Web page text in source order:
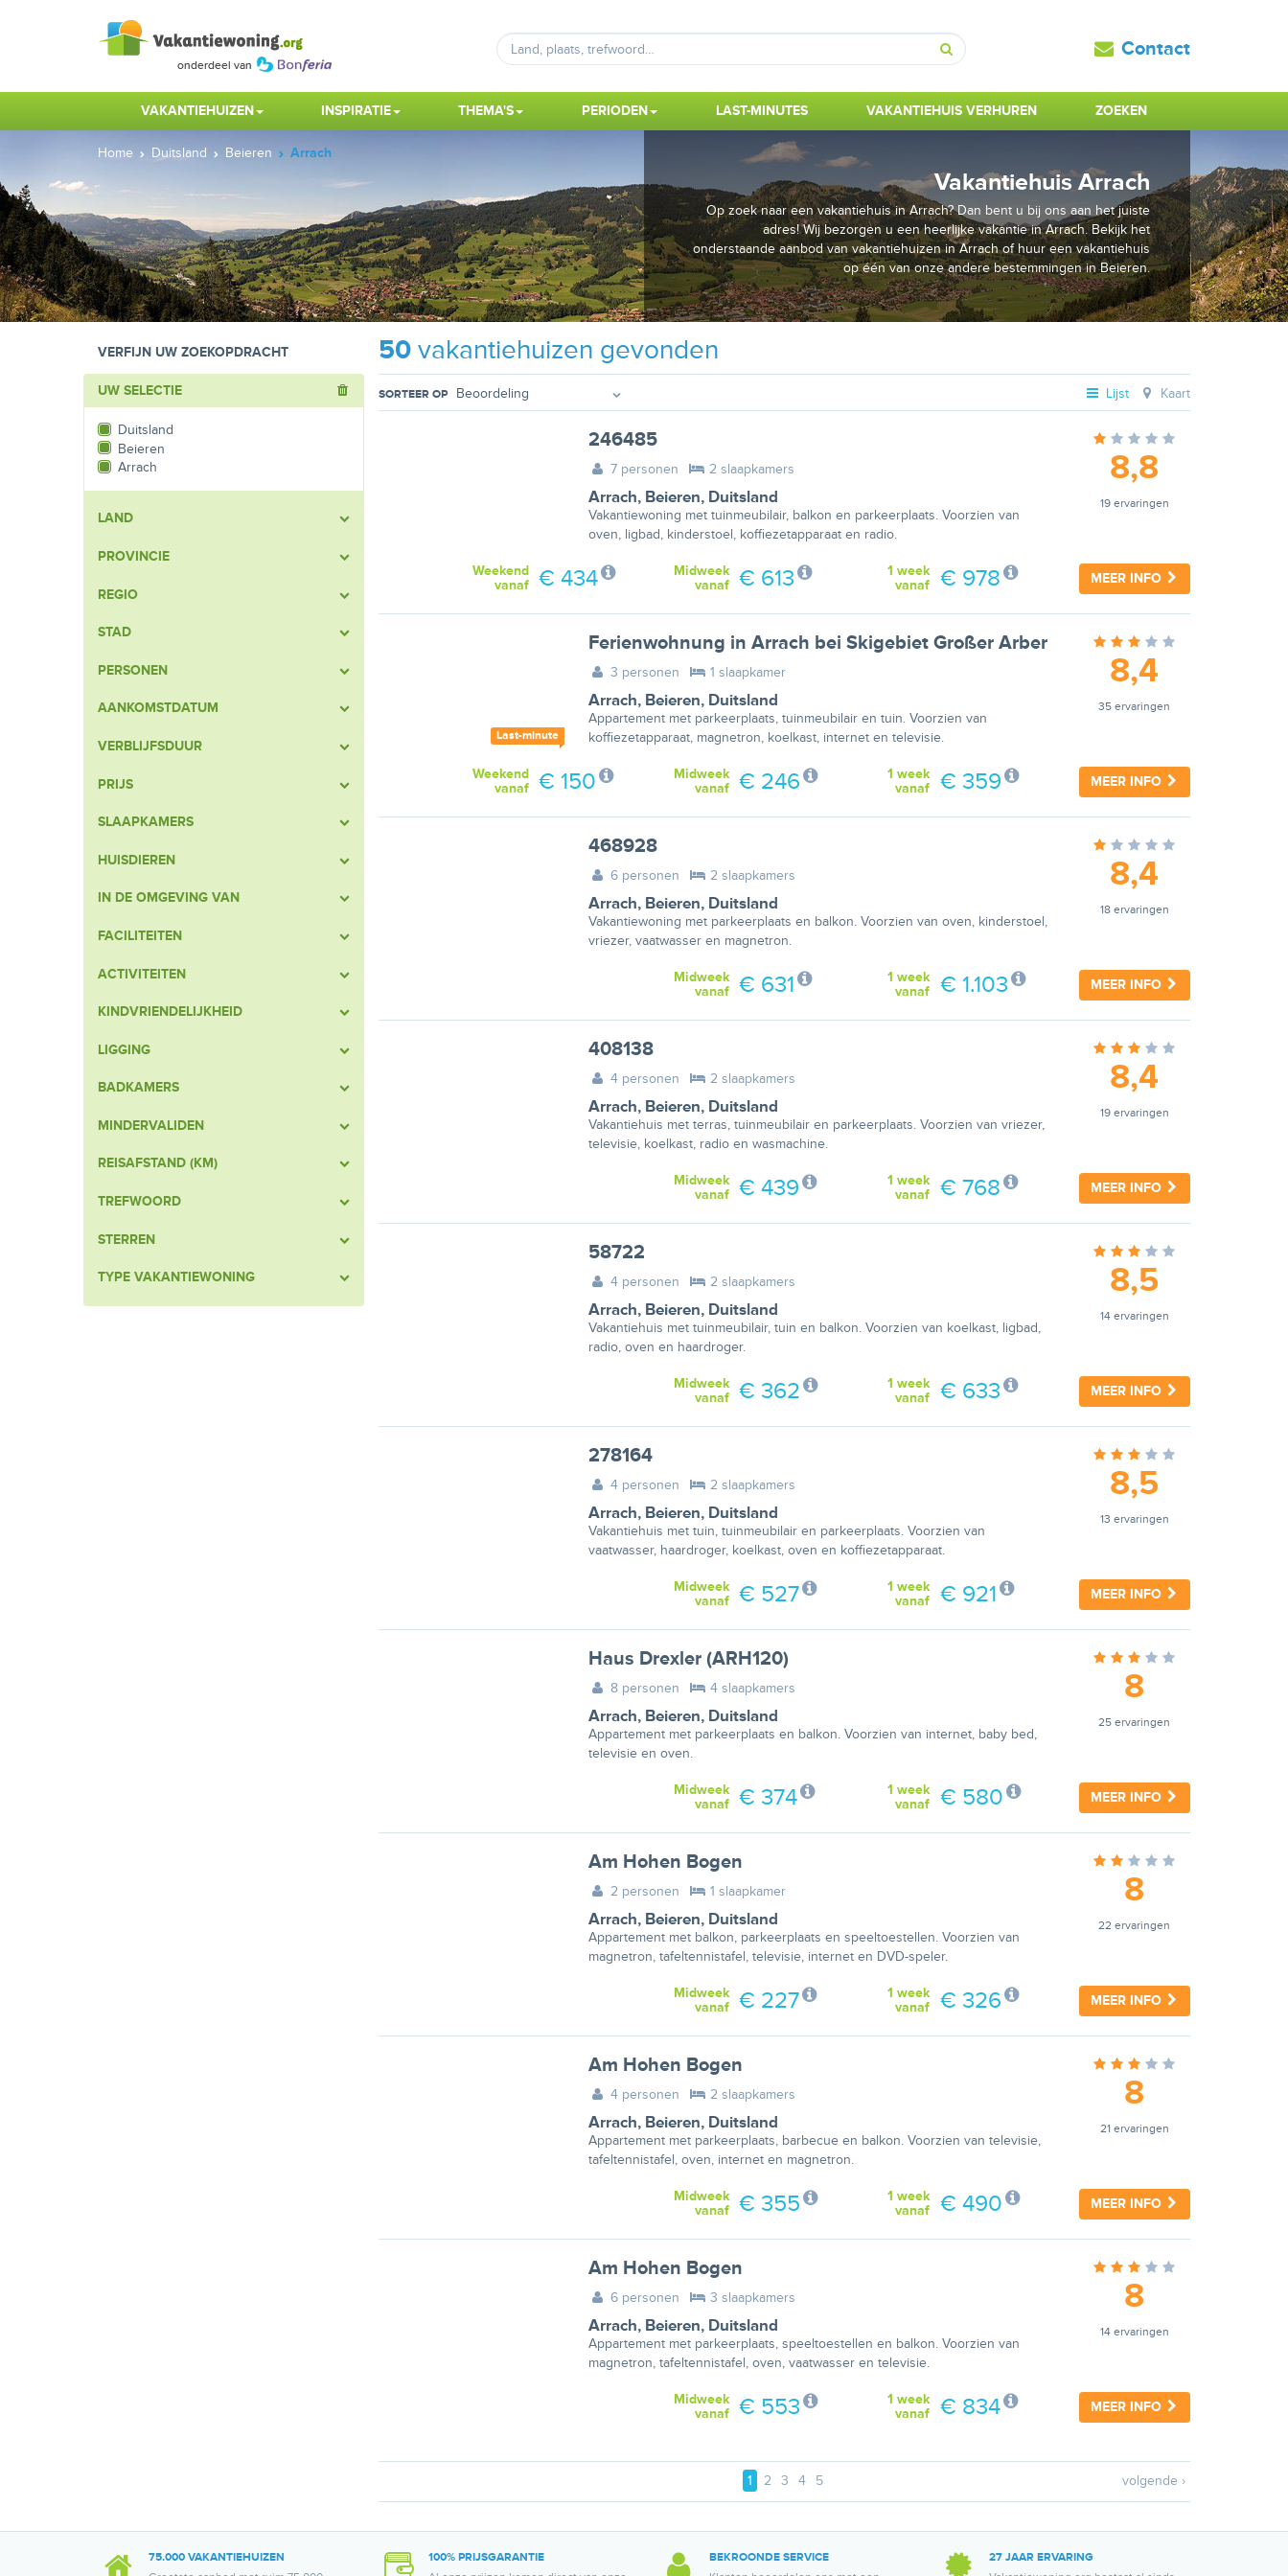
Zoeken
Contact
VAKANTIEHUIZEN INSPIRATIE THEMA'S PERIODEN LAST-MINUTES VAKANTIEHUIS VERHUREN ZOEKEN
Home Duitsland Beieren Arrach
Vakantiehuis Arrach
Op zoek naar een vakantiehuis in Arrach? Dan bent u bij ons aan het juiste
adres! Wij bezorgen u een heerlijke vakantie in Arrach. Bekijk het
onderstaande aanbod van vakantiehuizen in Arrach of huur een vakantiehuis
op één van onze andere bestemmingen in Beieren.
VERFIJN UW ZOEKOPDRACHT 50vakantiehuizen gevonden
UW SELECTIE
Duitsland
Beieren
Arrach
LAND
PROVINCIE
REGIO
STAD
PERSONEN
AANKOMSTDATUM
VERBLIJFSDUUR
PRIJS
SLAAPKAMERS
HUISDIEREN
IN DE OMGEVING VAN
FACILITEITEN
ACTIVITEITEN
KINDVRIENDELIJKHEID
LIGGING
BADKAMERS
MINDERVALIDEN
REISAFSTAND (KM)
TREFWOORD
STERREN
TYPE VAKANTIEWONING
SORTEER OP Lijst Kaart
246485
7 personen 2 slaapkamers
Arrach, Beieren, Duitsland
Vakantiewoning met tuinmeubilair, balkon en parkeerplaats. Voorzien van
oven, ligbad, kinderstoel, koffiezetapparaat en radio.
8,8
19 ervaringen
MEER INFO
1 week
vanaf
€ 978
Midweek
vanaf
€ 613
Weekend
vanaf
€ 434
Last-minute
Ferienwohnung in Arrach bei Skigebiet Großer Arber
3 personen 1 slaapkamer
Arrach, Beieren, Duitsland
Appartement met parkeerplaats, tuinmeubilair en tuin. Voorzien van
koffiezetapparaat, magnetron, koelkast, internet en televisie.
8,4
35 ervaringen
MEER INFO
1 week
vanaf
€ 359
Midweek
vanaf
€ 246
Weekend
vanaf
€ 150
468928
6 personen 2 slaapkamers
Arrach, Beieren, Duitsland
Vakantiewoning met parkeerplaats en balkon. Voorzien van oven, kinderstoel,
vriezer, vaatwasser en magnetron.
8,4
18 ervaringen
MEER INFO
1 week
vanaf
€ 1.103
Midweek
vanaf
€ 631
408138
4 personen 2 slaapkamers
Arrach, Beieren, Duitsland
Vakantiehuis met terras, tuinmeubilair en parkeerplaats. Voorzien van vriezer,
televisie, koelkast, radio en wasmachine.
8,4
19 ervaringen
MEER INFO
1 week
vanaf
€ 768
Midweek
vanaf
€ 439
58722
4 personen 2 slaapkamers
Arrach, Beieren, Duitsland
Vakantiehuis met tuinmeubilair, tuin en balkon. Voorzien van koelkast, ligbad,
radio, oven en haardroger.
8,5
14 ervaringen
MEER INFO
1 week
vanaf
€ 633
Midweek
vanaf
€ 362
278164
4 personen 2 slaapkamers
Arrach, Beieren, Duitsland
Vakantiehuis met tuin, tuinmeubilair en parkeerplaats. Voorzien van
vaatwasser, haardroger, koelkast, oven en koffiezetapparaat.
8,5
13 ervaringen
MEER INFO
1 week
vanaf
€ 921
Midweek
vanaf
€ 527
Haus Drexler (ARH120)
8 personen 4 slaapkamers
Arrach, Beieren, Duitsland
Appartement met parkeerplaats en balkon. Voorzien van internet, baby bed,
televisie en oven.
8
25 ervaringen
MEER INFO
1 week
vanaf
€ 580
Midweek
vanaf
€ 374
Am Hohen Bogen
2 personen 1 slaapkamer
Arrach, Beieren, Duitsland
Appartement met balkon, parkeerplaats en speeltoestellen. Voorzien van
magnetron, tafeltennistafel, televisie, internet en DVD-speler.
8
22 ervaringen
MEER INFO
1 week
vanaf
€ 326
Midweek
vanaf
€ 227
Am Hohen Bogen
4 personen 2 slaapkamers
Arrach, Beieren, Duitsland
Appartement met parkeerplaats, barbecue en balkon. Voorzien van televisie,
tafeltennistafel, oven, internet en magnetron.
8
21 ervaringen
MEER INFO
1 week
vanaf
€ 490
Midweek
vanaf
€ 355
Am Hohen Bogen
6 personen 3 slaapkamers
Arrach, Beieren, Duitsland
Appartement met parkeerplaats, speeltoestellen en balkon. Voorzien van
magnetron, tafeltennistafel, oven, vaatwasser en televisie.
8
14 ervaringen
MEER INFO
1 week
vanaf
€ 834
Midweek
vanaf
€ 553
1 2 3 4 5 volgende ›
75.000 VAKANTIEHUIZEN
100% PRIJSGARANTIE
BEKROONDE SERVICE
27 JAAR ERVARING